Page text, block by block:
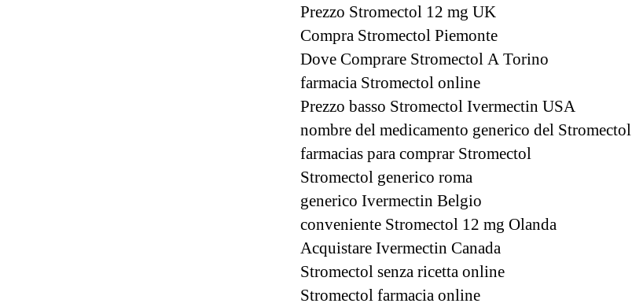
Prezzo Stromectol 12 mg UK
Compra Stromectol Piemonte
Dove Comprare Stromectol A Torino
farmacia Stromectol online
Prezzo basso Stromectol Ivermectin USA
nombre del medicamento generico del Stromectol
farmacias para comprar Stromectol
Stromectol generico roma
generico Ivermectin Belgio
conveniente Stromectol 12 mg Olanda
Acquistare Ivermectin Canada
Stromectol senza ricetta online
Stromectol farmacia online